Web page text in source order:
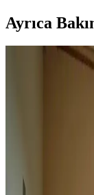
Ayrıca
Dış Mekan
Bastırıcı İçin
Dış mekan ahşap
poliüretan ve yağ
ve saklama
Ev İç Mekan
Kullanımının